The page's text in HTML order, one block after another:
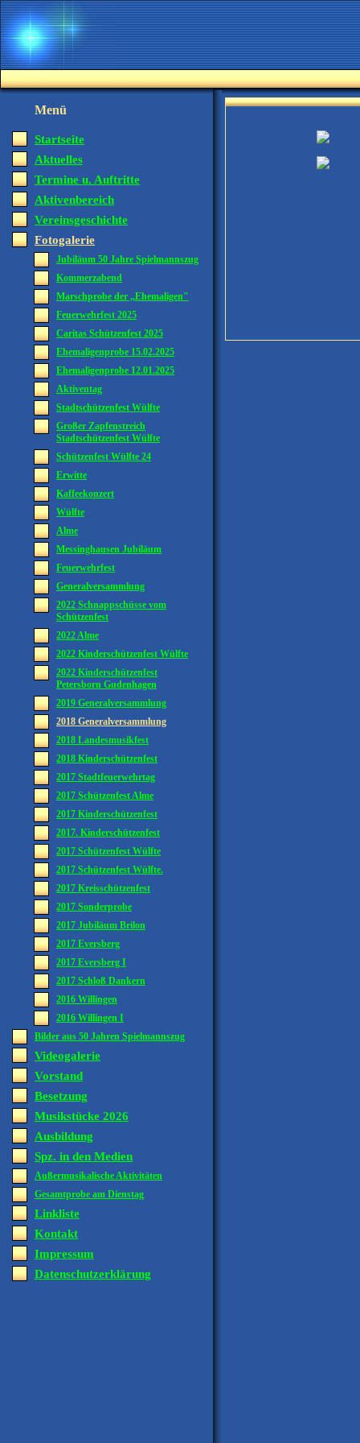
Menü
Startseite
Aktuelles
Termine u. Auftritte
Aktivenbereich
Vereinsgeschichte
Fotogalerie
Jubiläum 50 Jahre Spielmannszug
Kommerzabend
Marschprobe der ,,Ehemaligen"
Feuerwehrfest 2025
Caritas Schützenfest 2025
Ehemaligenprobe 15.02.2025
Ehemaligenprobe 12.01.2025
Aktiventag
Stadtschützenfest Wülfte
Großer Zapfenstreich
Stadtschützenfest Wülfte
Schützenfest Wülfte 24
Erwitte
Kaffeekonzert
Wülfte
Alme
Messinghausen Jubiläum
Feuerwehrfest
Generalversammlung
2022 Schnappschüsse vom
Schützenfest
2022 Alme
2022 Kinderschützenfest Wülfte
2022 Kinderschützenfest
Petersborn Gudenhagen
2019 Generalversammlung
2018 Generalversammlung
2018 Landesmusikfest
2018 Kinderschützenfest
2017 Stadtfeuerwehrtag
2017 Schützenfest Alme
2017 Kinderschützenfest
2017. Kinderschützenfest
2017 Schützenfest Wülfte
2017 Schützenfest Wülfte.
2017 Kreisschützenfest
2017 Sonderprobe
2017 Jubiläum Brilon
2017 Eversberg
2017 Eversberg I
2017 Schloß Dankern
2016 Willingen
2016 Willingen I
Bilder aus 50 Jahren Spielmannszug
Videogalerie
Vorstand
Besetzung
Musikstücke 2026
Ausbildung
Spz. in den Medien
Außermusikalische Aktivitäten
Gesamtprobe am Dienstag
Linkliste
Kontakt
Impressum
Datenschutzerklärung